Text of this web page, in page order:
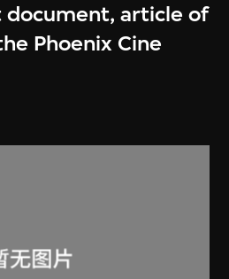
document, article of
Phoenix Cine